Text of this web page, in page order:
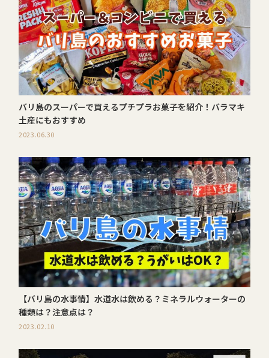
バリ島のスーパーで買えるプチプラお菓子を紹介！バラマキ
土産にもおすすめ
2023.06.30
【バリ島の水事情】水道水は飲める？ミネラルウォーターの
種類は？注意点は？
2023.02.10